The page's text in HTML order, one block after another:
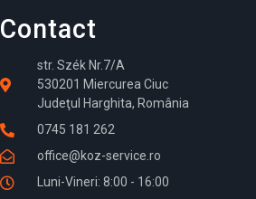
Contact
str. Szék Nr.7/A
530201 Miercurea Ciuc
Judeţul Harghita, România
0745 181 262
office@koz-service.ro
Luni-Vineri: 8:00 - 16:00